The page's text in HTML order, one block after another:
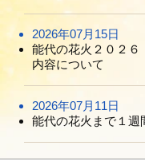
2026年07月15日
能代の花火２０２
内容について
2026年07月11日
能代の花火まで１週